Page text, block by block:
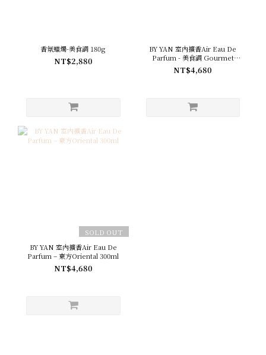
香氛蠟燭-美食調 180g
NT$2,880
BY YAN 室內擴香Air Eau De
Parfum - 美食調 Gourmet
300ml
NT$4,680
SOLD OUT
BY YAN 室內擴香Air Eau De
Parfum – 東方Oriental 300ml
NT$4,680